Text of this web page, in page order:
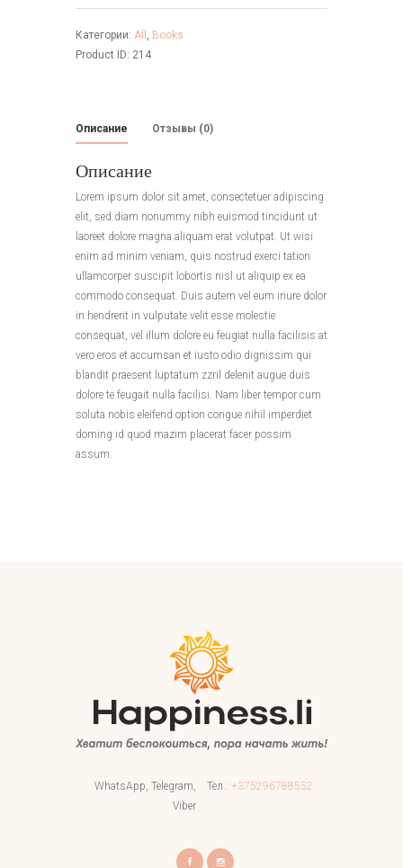
Effect
Категории: All
Books
Product ID: 214
Описание Отзывы (0)
Описание
Lorem ipsum dolor sit amet, consectetuer adipiscing
elit, sed diam nonummy nibh euismod tincidunt ut
laoreet dolore magna aliquam erat volutpat. Ut wisi
enim ad minim veniam, quis nostrud exerci tation
ullamcorper suscipit lobortis nisl ut aliquip ex ea
commodo consequat. Duis autem vel eum iriure dolor
in hendrerit in vulputate velit esse molestie
consequat, vel illum dolore eu feugiat nulla facilisis at
vero eros et accumsan et iusto odio dignissim qui
blandit praesent luptatum zzril delenit augue duis
dolore te feugait nulla facilisi. Nam liber tempor cum
soluta nobis eleifend option congue nihil imperdiet
doming id quod mazim placerat facer possim
assum.
Тел.: +375296788552
WhatsApp, Telegram,
Viber